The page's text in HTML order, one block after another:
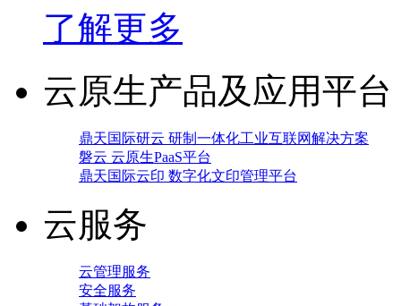
了解更多
云原生产品及应用平台
鼎天国际研云 研制一体化工业互联网解决方案
磐云 云原生PaaS平台
鼎天国际云印 数字化文印管理平台
云服务
云管理服务
安全服务